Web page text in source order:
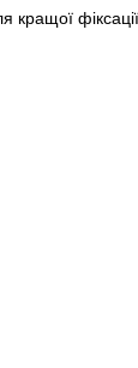
фіксації